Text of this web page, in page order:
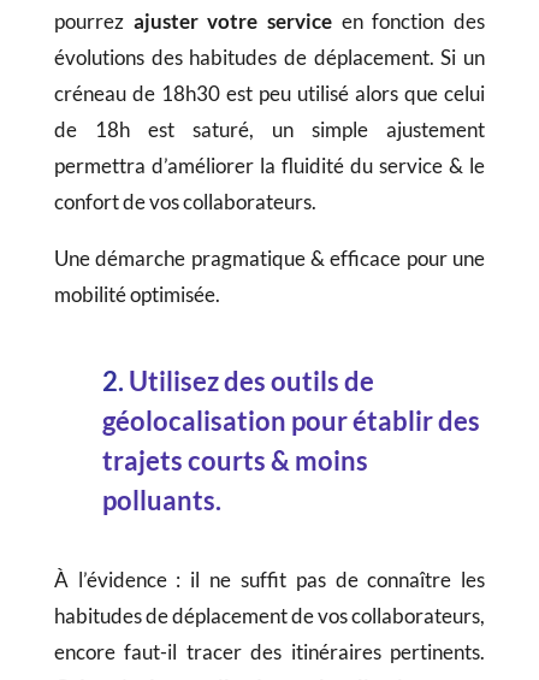
pourrez ajuster votre service en fonction des
évolutions des habitudes de déplacement. Si un
créneau de 18h30 est peu utilisé alors que celui
de 18h est saturé, un simple ajustement
permettra d’améliorer la fluidité du service & le
confort de vos collaborateurs.
Une démarche pragmatique & efficace pour une
mobilité optimisée.
2. Utilisez des outils de
géolocalisation pour établir des
trajets courts & moins
polluants.
À l’évidence : il ne suffit pas de connaître les
habitudes de déplacement de vos collaborateurs,
encore faut-il tracer des itinéraires pertinents.